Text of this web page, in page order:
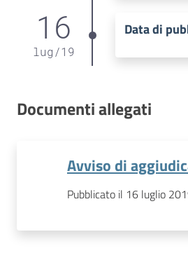
16
lug /19
Data di
Documenti allegati
Avviso di
Pubblicato il 16 luglio